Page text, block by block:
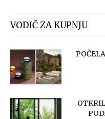
VODIČ ZA KUPNJU